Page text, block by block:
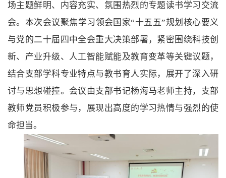
场主题鲜明、内容充实、氛围热烈的专题读书学习交流
会。本次会议聚焦学习领会国家“十五五”规划核心要义
与党的二十届四中全会重大决策部署，紧密围绕科技创
新、产业升级、人工智能赋能及教育变革等关键议题，
结合支部学科专业特点与教书育人实际，展开了深入研
讨与思想碰撞。会议由支部书记杨海马老师主持，支部
教师党员积极参与，展现出高度的学习热情与强烈的使
命担当。